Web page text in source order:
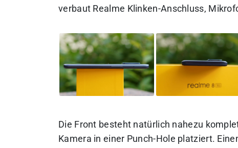
verbaut Realme Klinken-Anschluss,
Die Front besteht natürlich nahezu
Kamera in einer Punch-Hole platziert.